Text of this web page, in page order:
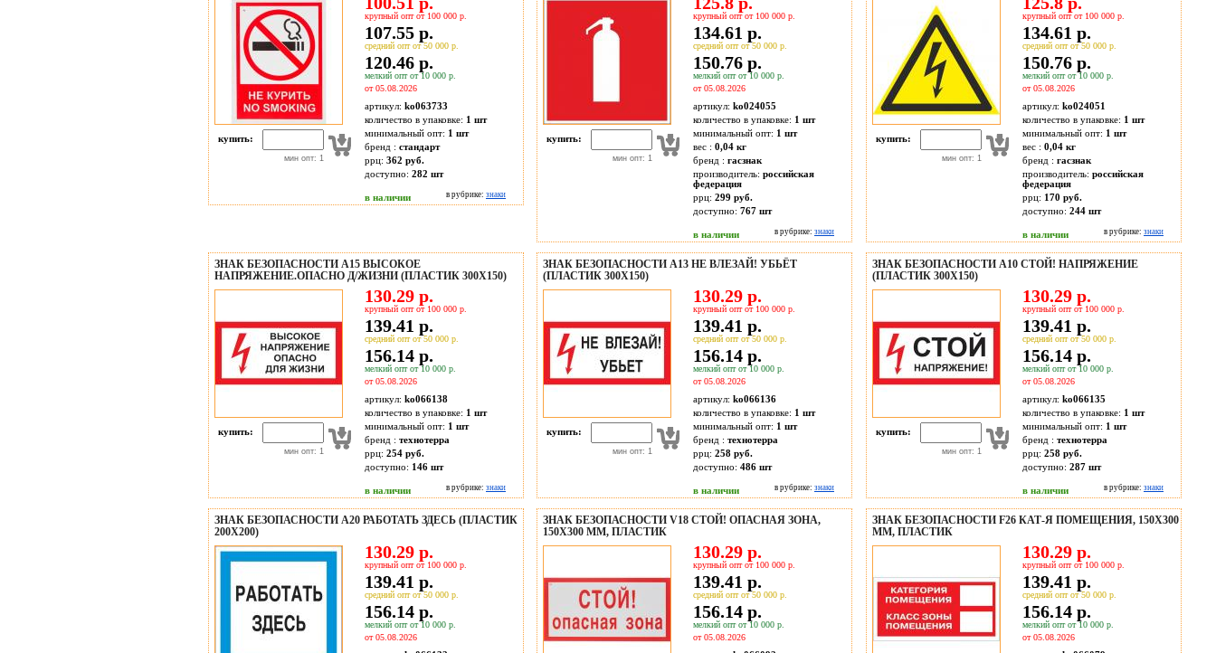
купить:
мин опт: 1
крупный опт от 100 000 р.
107.55 р.
средний опт от 50 000 р.
120.46 р.
мелкий опт от 10 000 р.
от 05.08.2026
артикул: ko063733
количество в упаковке: 1 шт
минимальный опт: 1 шт
бренд : стандарт
ррц: 362 руб.
доступно: 282 шт
в наличии в рубрике: знаки
купить:
мин опт: 1
крупный опт от 100 000 р.
134.61 р.
средний опт от 50 000 р.
150.76 р.
мелкий опт от 10 000 р.
от 05.08.2026
артикул: ko024055
количество в упаковке: 1 шт
минимальный опт: 1 шт
вес : 0,04 кг
бренд : гасзнак
производитель: российская
федерация
ррц: 299 руб.
доступно: 767 шт
в наличии в рубрике: знаки
купить:
мин опт: 1
крупный опт от 100 000 р.
134.61 р.
средний опт от 50 000 р.
150.76 р.
мелкий опт от 10 000 р.
от 05.08.2026
артикул: ko024051
количество в упаковке: 1 шт
минимальный опт: 1 шт
вес : 0,04 кг
бренд : гасзнак
производитель: российская
федерация
ррц: 170 руб.
доступно: 244 шт
в наличии в рубрике: знаки
ЗНАК БЕЗОПАСНОСТИ A15 ВЫСОКОЕ
НАПРЯЖЕНИЕ.ОПАСНО Д/ЖИЗНИ (ПЛАСТИК 300Х150)
купить:
мин опт: 1
130.29 р.
крупный опт от 100 000 р.
139.41 р.
средний опт от 50 000 р.
156.14 р.
мелкий опт от 10 000 р.
от 05.08.2026
артикул: ko066138
количество в упаковке: 1 шт
минимальный опт: 1 шт
бренд : технотерра
ррц: 254 руб.
доступно: 146 шт
в наличии в рубрике: знаки
ЗНАК БЕЗОПАСНОСТИ A13 НЕ ВЛЕЗАЙ! УБЬЁТ
(ПЛАСТИК 300Х150)
купить:
мин опт: 1
130.29 р.
крупный опт от 100 000 р.
139.41 р.
средний опт от 50 000 р.
156.14 р.
мелкий опт от 10 000 р.
от 05.08.2026
артикул: ko066136
количество в упаковке: 1 шт
минимальный опт: 1 шт
бренд : технотерра
ррц: 258 руб.
доступно: 486 шт
в наличии в рубрике: знаки
ЗНАК БЕЗОПАСНОСТИ A10 СТОЙ! НАПРЯЖЕНИЕ
(ПЛАСТИК 300Х150)
купить:
мин опт: 1
130.29 р.
крупный опт от 100 000 р.
139.41 р.
средний опт от 50 000 р.
156.14 р.
мелкий опт от 10 000 р.
от 05.08.2026
артикул: ko066135
количество в упаковке: 1 шт
минимальный опт: 1 шт
бренд : технотерра
ррц: 258 руб.
доступно: 287 шт
в наличии в рубрике: знаки
ЗНАК БЕЗОПАСНОСТИ A20 РАБОТАТЬ ЗДЕСЬ (ПЛАСТИК
200Х200)
130.29 р.
крупный опт от 100 000 р.
139.41 р.
средний опт от 50 000 р.
156.14 р.
мелкий опт от 10 000 р.
от 05.08.2026
ЗНАК БЕЗОПАСНОСТИ V18 СТОЙ! ОПАСНАЯ ЗОНА,
150X300 ММ, ПЛАСТИК
130.29 р.
крупный опт от 100 000 р.
139.41 р.
средний опт от 50 000 р.
156.14 р.
мелкий опт от 10 000 р.
от 05.08.2026
ЗНАК БЕЗОПАСНОСТИ F26 КАТ-Я ПОМЕЩЕНИЯ, 150X300
ММ, ПЛАСТИК
130.29 р.
крупный опт от 100 000 р.
139.41 р.
средний опт от 50 000 р.
156.14 р.
мелкий опт от 10 000 р.
от 05.08.2026